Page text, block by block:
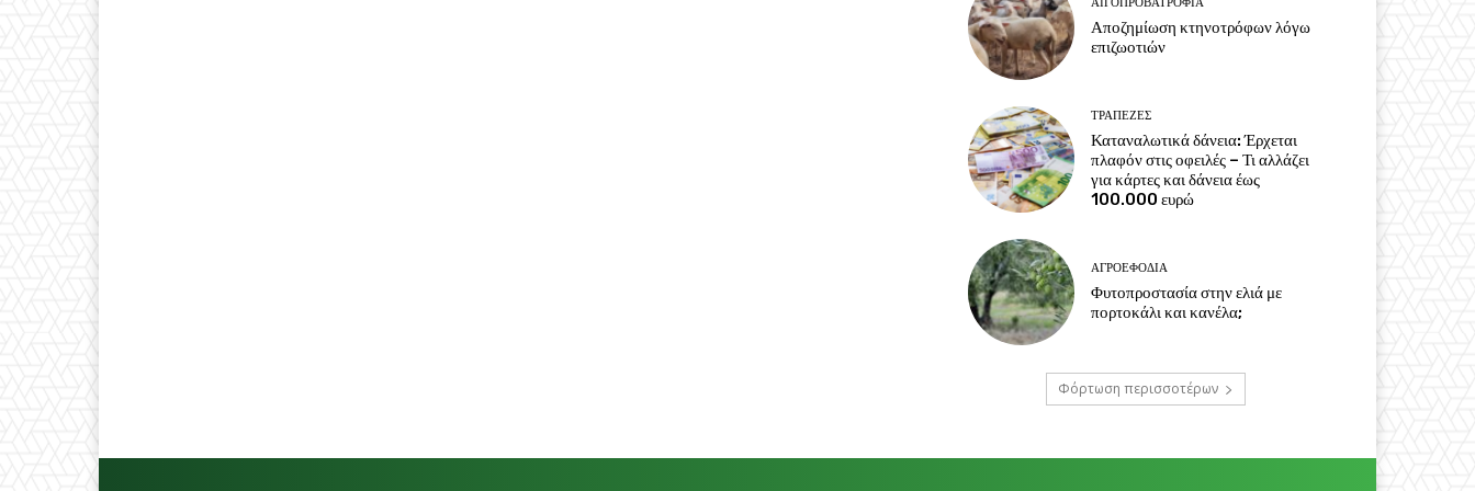
Αποζημίωση κτηνοτρόφων λόγω
επιζωοτιών
ΤΡΆΠΕΖΕΣ
Καταναλωτικά δάνεια: Έρχεται
πλαφόν στις οφειλές – Τι αλλάζει
για κάρτες και δάνεια έως
100.000 ευρώ
ΑΓΡΟΕΦΌΔΙΑ
Φυτοπροστασία στην ελιά με
πορτοκάλι και κανέλα;
Φόρτωση περισσοτέρων